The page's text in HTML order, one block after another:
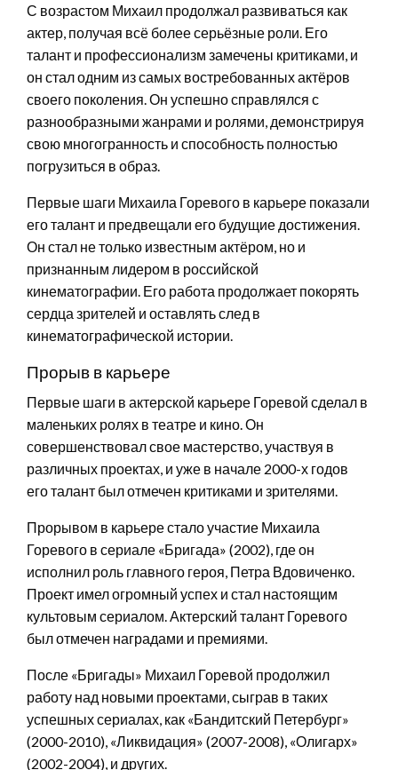
С возрастом Михаил продолжал развиваться как
актер, получая всё более серьёзные роли. Его
талант и профессионализм замечены критиками, и
он стал одним из самых востребованных актёров
своего поколения. Он успешно справлялся с
разнообразными жанрами и ролями, демонстрируя
свою многогранность и способность полностью
погрузиться в образ.
Первые шаги Михаила Горевого в карьере показали
его талант и предвещали его будущие достижения.
Он стал не только известным актёром, но и
признанным лидером в российской
кинематографии. Его работа продолжает покорять
сердца зрителей и оставлять след в
кинематографической истории.
Прорыв в карьере
Первые шаги в актерской карьере Горевой сделал в
маленьких ролях в театре и кино. Он
совершенствовал свое мастерство, участвуя в
различных проектах, и уже в начале 2000-х годов
его талант был отмечен критиками и зрителями.
Прорывом в карьере стало участие Михаила
Горевого в сериале «Бригада» (2002), где он
исполнил роль главного героя, Петра Вдовиченко.
Проект имел огромный успех и стал настоящим
культовым сериалом. Актерский талант Горевого
был отмечен наградами и премиями.
После «Бригады» Михаил Горевой продолжил
работу над новыми проектами, сыграв в таких
успешных сериалах, как «Бандитский Петербург»
(2000-2010), «Ликвидация» (2007-2008), «Олигарх»
(2002-2004), и других.